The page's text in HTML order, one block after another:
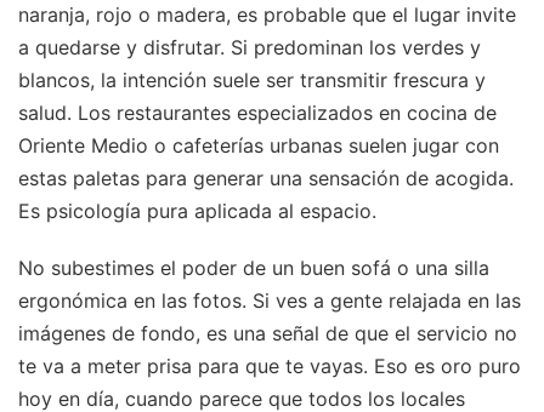
naranja, rojo o madera, es probable que el lugar invite
a quedarse y disfrutar. Si predominan los verdes y
blancos, la intención suele ser transmitir frescura y
salud. Los restaurantes especializados en cocina de
Oriente Medio o cafeterías urbanas suelen jugar con
estas paletas para generar una sensación de acogida.
Es psicología pura aplicada al espacio.
No subestimes el poder de un buen sofá o una silla
ergonómica en las fotos. Si ves a gente relajada en las
imágenes de fondo, es una señal de que el servicio no
te va a meter prisa para que te vayas. Eso es oro puro
hoy en día, cuando parece que todos los locales